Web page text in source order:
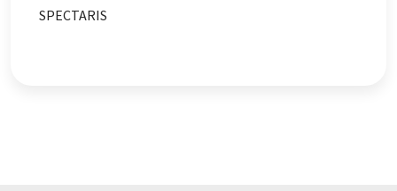
SPECTARIS